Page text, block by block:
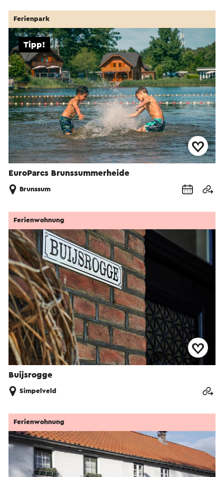
EuroParcs Brunssummerheide
Tipp!
Ferienpark
Brunssum
Buijsrogge
Ferienwohnung
Simpelveld
Ferienwohnung